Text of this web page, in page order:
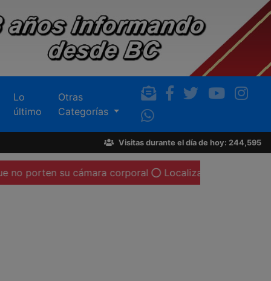
Lo
último
Otras
Categorías
Visitas durante el día de hoy: 244,595
su cámara corporal Localizan cadáver de una mujer